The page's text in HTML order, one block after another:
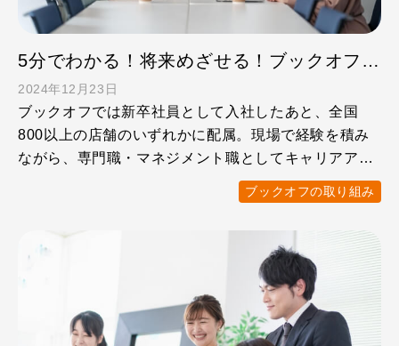
5分でわかる！将来めざせる！ブックオフお仕事図鑑 ①店舗運営職
2024年12月23日
ブックオフでは新卒社員として入社したあと、全国
800以上の店舗のいずれかに配属。現場で経験を積み
ながら、専門職・マネジメント職としてキャリアアッ
ブックオフの取り組み